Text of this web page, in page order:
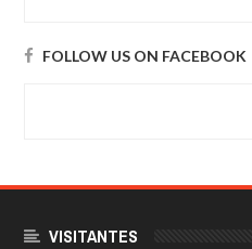
FOLLOW US ON FACEBOOK
VISITANTES